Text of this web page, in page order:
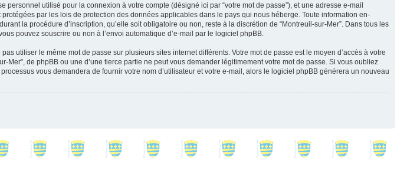
utilisé pour la connexion à votre compte (désigné ici par “votre mot de passe”), et une adresse e-mail
par les lois de protection des données applicables dans le pays qui nous héberge. Toute information en-
la procédure d’inscription, qu’elle soit obligatoire ou non, reste à la discrétion de “Montreuil-sur-Mer”. Dans tous les
pouvez souscrire ou non à l’envoi automatique d’e-mail par le logiciel phpBB.
utiliser le même mot de passe sur plusieurs sites internet différents. Votre mot de passe est le moyen d’accès à votre
de phpBB ou une d’une tierce partie ne peut vous demander légitimement votre mot de passe. Si vous oubliez
vous demandera de fournir votre nom d’utilisateur et votre e-mail, alors le logiciel phpBB générera un nouveau